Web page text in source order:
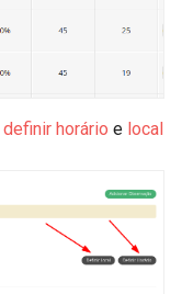
definir horário e local